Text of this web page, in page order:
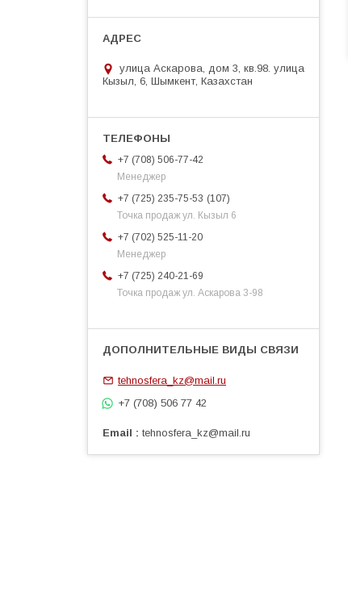
улица Аскарова, дом 3, кв.98. улица
Кызыл, 6, Шымкент, Казахстан
+7 (708) 506-77-42
Менеджер
+7 (725) 235-75-53
107
Точка продаж ул. Кызыл 6
+7 (702) 525-11-20
Менеджер
+7 (725) 240-21-69
Точка продаж ул. Аскарова 3-98
tehnosfera_kz@mail.ru
+7 (708) 506 77 42
Email tehnosfera_kz@mail.ru